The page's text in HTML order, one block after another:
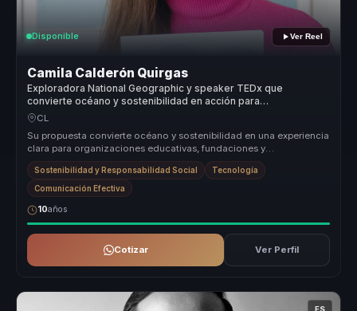
Disponible Ver Reel
Camila Calderón Quirgas
Exploradora National Geographic y speaker TEDx que
convierte océano y sostenibilidad en acción para
organizaciones educativas.
CL
Su propuesta convierte océano y sostenibilidad en una experiencia
clara para organizaciones educativas, fundaciones y
universidades que n...
Sostenibilidad y Responsabilidad Social Tecnología
Comunicación Efectiva
10años
Cotizar Ver Perfil
ES